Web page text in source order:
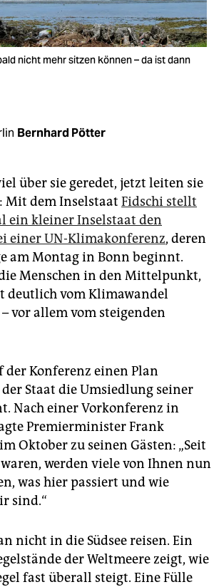
nicht mehr sitzen können – da ist dann
Bernhard Pötter
über sie geredet, jetzt leiten sie
Mit dem Inselstaat Fidschi stellt
ein kleiner Inselstaat den
einer UN-Klimakonferenz, deren
am Montag in Bonn beginnt.
Menschen in den Mittelpunkt,
deutlich vom Klimawandel
vor allem vom steigenden
der Konferenz einen Plan
Staat die Umsiedlung seiner
Nach einer Vorkonferenz in
Premierminister Frank
Oktober zu seinen Gästen: „Seit
werden viele von Ihnen nun
was hier passiert und wie
sind.“
nicht in die Südsee reisen. Ein
der Weltmeere zeigt, wie
fast überall steigt. Eine Fülle